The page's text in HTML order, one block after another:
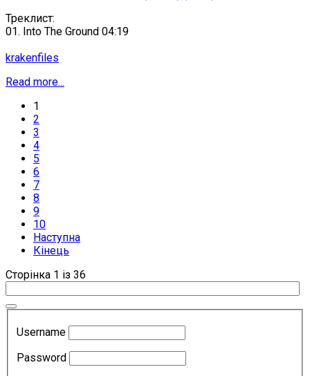
Треклист:
01. Into The Ground 04:19
krakenfiles
Read more...
1
2
3
4
5
6
7
8
9
10
Наступна
Кінець
Сторінка 1 із 36
Username
Password